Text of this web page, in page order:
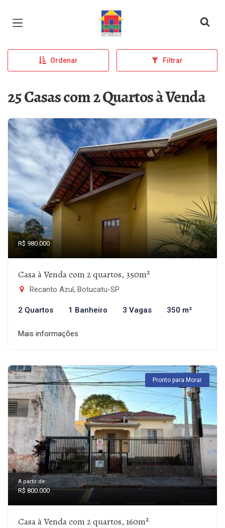
Página inicial
Ordenar Filtrar
25 Casas com 2 Quartos à Venda
R$ 980.000
Casa à Venda com 2 quartos, 350m²
Recanto Azul, Botucatu-SP
2 Quartos 1 Banheiro 3 Vagas 350 m²
Mais informações
Pronto para Morar
A partir de:
R$ 800.000
Casa à Venda com 2 quartos, 160m²